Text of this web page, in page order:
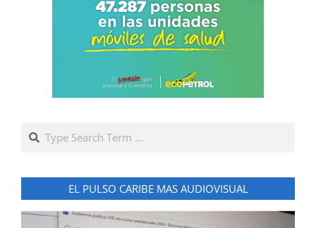
Search
EL PULSO CARIBE MAS AUDIOVISUAL